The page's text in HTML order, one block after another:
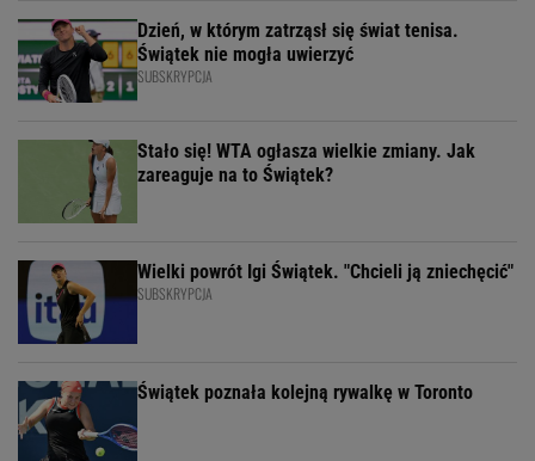
Dzień, w którym zatrząsł się świat tenisa.
Świątek nie mogła uwierzyć
SUBSKRYPCJA
Stało się! WTA ogłasza wielkie zmiany. Jak
zareaguje na to Świątek?
Wielki powrót Igi Świątek. "Chcieli ją zniechęcić"
SUBSKRYPCJA
Świątek poznała kolejną rywalkę w Toronto